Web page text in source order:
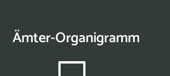
Ämter-Organigramm